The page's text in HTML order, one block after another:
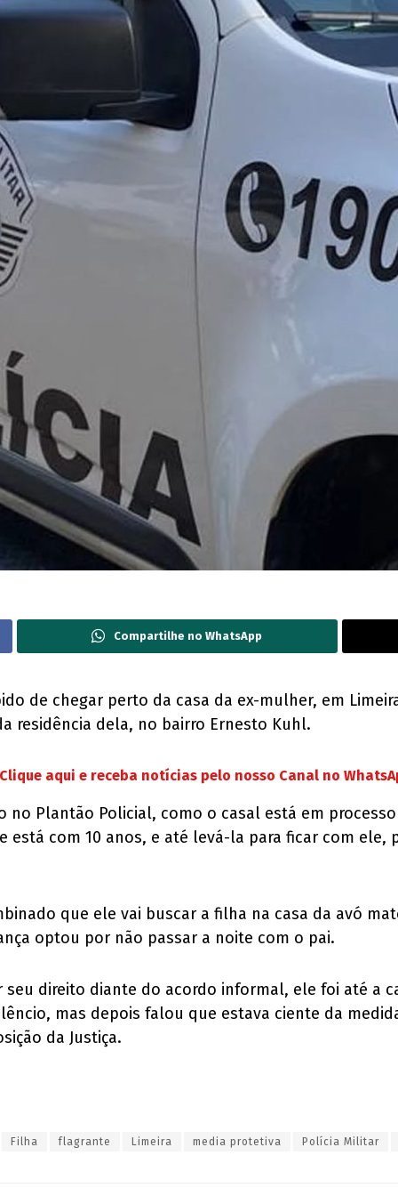
Compartilhe no WhatsApp
de chegar perto da casa da ex-mulher, em
residência dela, no bairro Ernesto Kuhl.
Clique aqui e receba notícias pelo nosso Canal no
no Plantão Policial, como o casal está em
está com 10 anos, e até levá-la para ficar com
que ele vai buscar a filha na casa da avó
optou por não passar a noite com o pai.
direito diante do acordo informal, ele foi até a
mas depois falou que estava ciente da
da Justiça.
Filha flagrante Limeira media protetiva Polícia Militar